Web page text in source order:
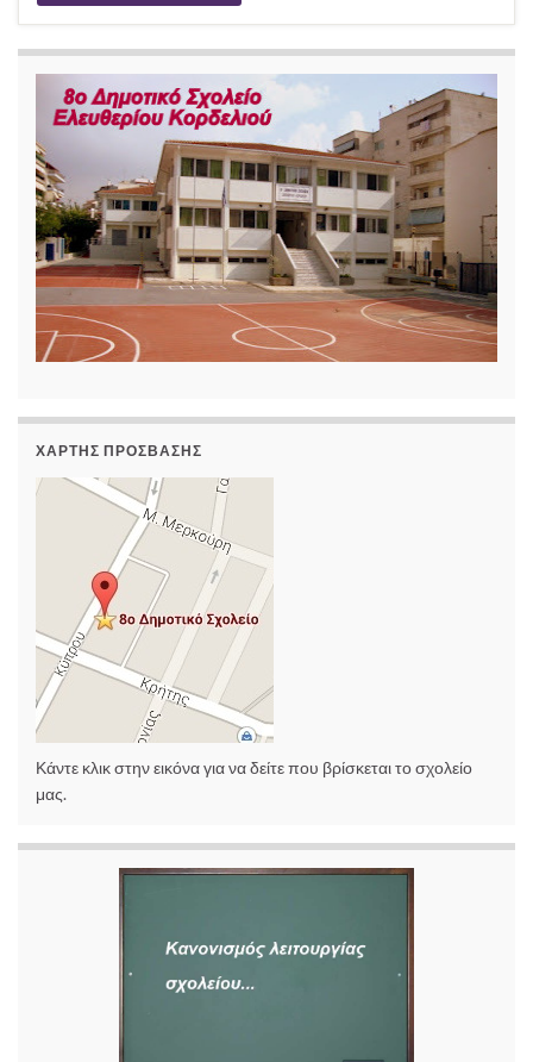
ΧΆΡΤΗΣ ΠΡΌΣΒΑΣΗΣ
Κάντε κλικ στην εικόνα για να δείτε που βρίσκεται το σχολείο
μας.